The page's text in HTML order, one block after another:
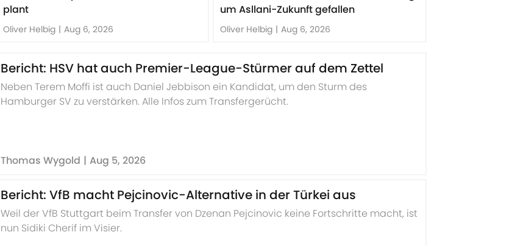
plant
Oliver Helbig | Aug 6, 2026
um Asllani-Zukunft gefallen
Oliver Helbig | Aug 6, 2026
Bericht: HSV hat auch Premier-League-Stürmer auf dem Zettel
Neben Terem Moffi ist auch Daniel Jebbison ein Kandidat, um den Sturm des
Hamburger SV zu verstärken. Alle Infos zum Transfergerücht.
Thomas Wygold | Aug 5, 2026
Bericht: VfB macht Pejcinovic-Alternative in der Türkei aus
Weil der VfB Stuttgart beim Transfer von Dzenan Pejcinovic keine Fortschritte macht, ist
nun Sidiki Cherif im Visier.